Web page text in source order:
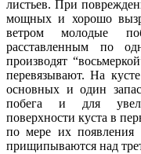
листьев. При
мощных и хорошо
ветром молодые
расставленным по
производят
перевязывают. На
основных и один
побега и для
поверхности куста в
по мере их появления
прищипываются над